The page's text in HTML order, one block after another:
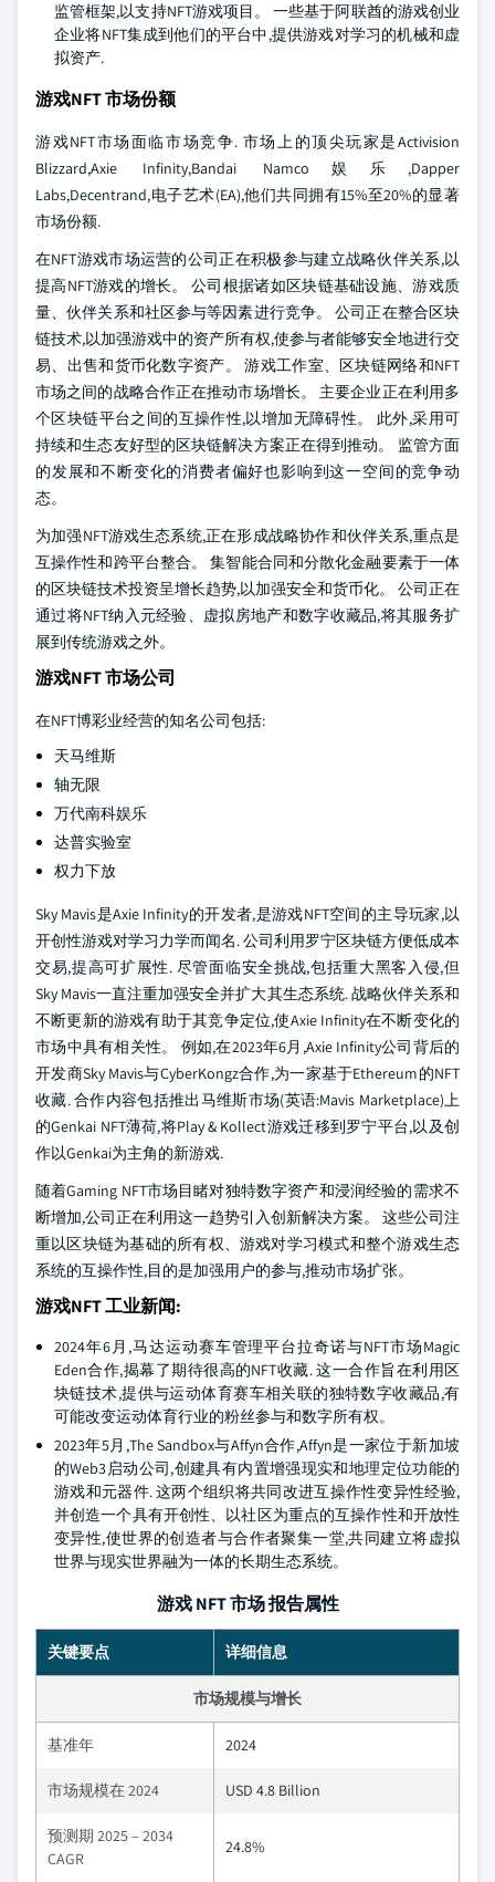
监管框架,以支持NFT游戏项目。 一些基于阿联酋的游戏创业
企业将NFT集成到他们的平台中,提供游戏对学习的机械和虚
拟资产.
游戏NFT 市场份额
游戏NFT市场面临市场竞争. 市场上的顶尖玩家是Activision
Blizzard,Axie Infinity,Bandai Namco娱乐,Dapper
Labs,Decentrand,电子艺术(EA),他们共同拥有15%至20%的显著
市场份额.
在NFT游戏市场运营的公司正在积极参与建立战略伙伴关系,以
提高NFT游戏的增长。 公司根据诸如区块链基础设施、游戏质
量、伙伴关系和社区参与等因素进行竞争。 公司正在整合区块
链技术,以加强游戏中的资产所有权,使参与者能够安全地进行交
易、出售和货币化数字资产。 游戏工作室、区块链网络和NFT
市场之间的战略合作正在推动市场增长。 主要企业正在利用多
个区块链平台之间的互操作性,以增加无障碍性。 此外,采用可
持续和生态友好型的区块链解决方案正在得到推动。 监管方面
的发展和不断变化的消费者偏好也影响到这一空间的竞争动
态。
为加强NFT游戏生态系统,正在形成战略协作和伙伴关系,重点是
互操作性和跨平台整合。 集智能合同和分散化金融要素于一体
的区块链技术投资呈增长趋势,以加强安全和货币化。 公司正在
通过将NFT纳入元经验、虚拟房地产和数字收藏品,将其服务扩
展到传统游戏之外。
游戏NFT 市场公司
在NFT博彩业经营的知名公司包括:
天马维斯
轴无限
万代南科娱乐
达普实验室
权力下放
Sky Mavis是Axie Infinity的开发者,是游戏NFT空间的主导玩家,以
开创性游戏对学习力学而闻名. 公司利用罗宁区块链方便低成本
交易,提高可扩展性. 尽管面临安全挑战,包括重大黑客入侵,但
Sky Mavis一直注重加强安全并扩大其生态系统. 战略伙伴关系和
不断更新的游戏有助于其竞争定位,使Axie Infinity在不断变化的
市场中具有相关性。 例如,在2023年6月,Axie Infinity公司背后的
开发商Sky Mavis与CyberKongz合作,为一家基于Ethereum的NFT
收藏. 合作内容包括推出马维斯市场(英语:Mavis Marketplace)上
的Genkai NFT薄荷,将Play & Kollect游戏迁移到罗宁平台,以及创
作以Genkai为主角的新游戏.
随着Gaming NFT市场目睹对独特数字资产和浸润经验的需求不
断增加,公司正在利用这一趋势引入创新解决方案。 这些公司注
重以区块链为基础的所有权、游戏对学习模式和整个游戏生态
系统的互操作性,目的是加强用户的参与,推动市场扩张。
游戏NFT 工业新闻:
2024年6月,马达运动赛车管理平台拉奇诺与NFT市场Magic
Eden合作,揭幕了期待很高的NFT收藏. 这一合作旨在利用区
块链技术,提供与运动体育赛车相关联的独特数字收藏品,有
可能改变运动体育行业的粉丝参与和数字所有权。
2023年5月,The Sandbox与Affyn合作,Affyn是一家位于新加坡
的Web3启动公司,创建具有内置增强现实和地理定位功能的
游戏和元器件. 这两个组织将共同改进互操作性变异性经验,
并创造一个具有开创性、以社区为重点的互操作性和开放性
变异性,使世界的创造者与合作者聚集一堂,共同建立将虚拟
世界与现实世界融为一体的长期生态系统。
游戏 NFT 市场 报告属性
关键要点 详细信息
市场规模与增长
基准年 2024
市场规模在 2024 USD 4.8 Billion
预测期 2025 – 2034
CAGR
24.8%